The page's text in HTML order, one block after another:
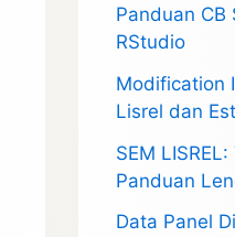
Panduan CB
RStudio
Modification
Lisrel dan
SEM
Panduan
Data Panel